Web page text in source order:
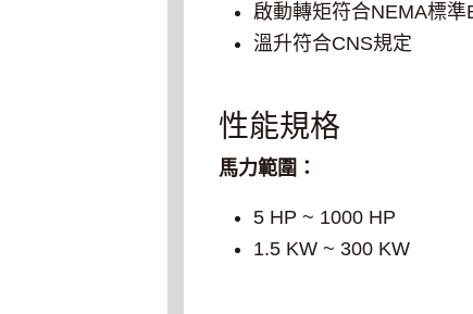
啟動轉矩符合NEMA標準
溫升符合CNS規定
性能規格
馬力範圍：
5 HP ~ 1000 HP
1.5 KW ~ 300 KW